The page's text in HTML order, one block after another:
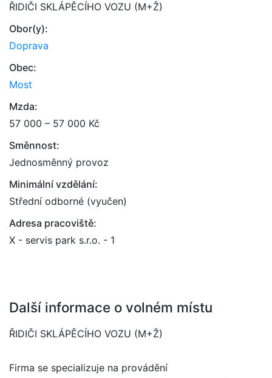
ŘIDIČI SKLÁPĚCÍHO VOZU (M+Ž)
Obor(y):
Doprava
Obec:
Most
Mzda:
57 000 – 57 000 Kč
Směnnost:
Jednosměnný provoz
Minimální vzdělání:
Střední odborné (vyučen)
Adresa pracoviště:
X - servis park s.r.o. - 1
Další informace o volném místu
ŘIDIČI SKLÁPĚCÍHO VOZU (M+Ž)
Firma se specializuje na provádění